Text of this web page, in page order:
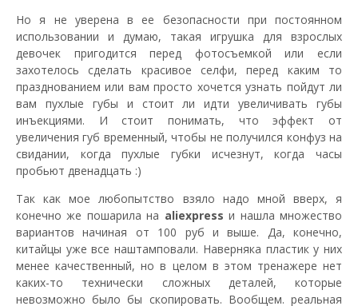
Но я не уверена в ее безопасности при постоянном
использовании и думаю, такая игрушка для взрослых
девочек пригодится перед фотосъемкой или если
захотелось сделать красивое селфи, перед каким то
празднованием или вам просто хочется узнать пойдут ли
вам пухлые губы и стоит ли идти увеличивать губы
инъекциями. И стоит понимать, что эффект от
увеличения губ временный, чтобы не получился конфуз на
свидании, когда пухлые губки исчезнут, когда часы
пробьют двенадцать :)
Так как мое любопытство взяло надо мной вверх, я
конечно же пошарила на aliexpress и нашла множество
вариантов начиная от 100 руб и выше. Да, конечно,
китайцы уже все наштамповали. Наверняка пластик у них
менее качественный, но в целом в этом тренажере нет
каких-то технически сложных деталей, которые
невозможно было бы скопировать. Вообщем. реальная